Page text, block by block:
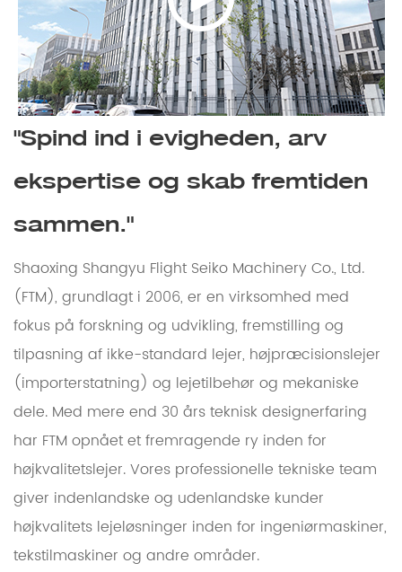
"Spind ind i evigheden, arv
ekspertise og skab fremtiden
sammen."
Shaoxing Shangyu Flight Seiko Machinery Co., Ltd.
(FTM), grundlagt i 2006, er en virksomhed med
fokus på forskning og udvikling, fremstilling og
tilpasning af ikke-standard lejer, højpræcisionslejer
(importerstatning) og lejetilbehør og mekaniske
dele. Med mere end 30 års teknisk designerfaring
har FTM opnået et fremragende ry inden for
højkvalitetslejer. Vores professionelle tekniske team
giver indenlandske og udenlandske kunder
højkvalitets lejeløsninger inden for ingeniørmaskiner,
tekstilmaskiner og andre områder.